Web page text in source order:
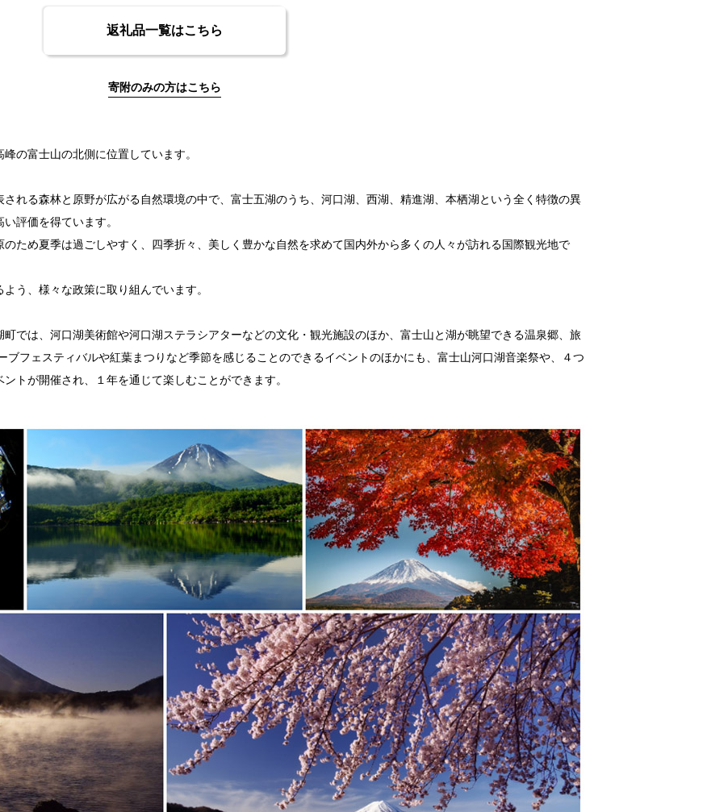
める事業
配合飼料高騰対策補助事業、高等学校学習用端末購入支援事業
体が寄附金の受付及び入金に係る確認・連絡等に利用するものであり、
者情報」及び「寄附情報」等を本事業を連携して実施するScale-UP株式会社に通知します。
い合わせ】
せ事務局
く)
ございますのでご了承くださいませ。
返礼品一覧はこちら
寄附のみの方はこちら
の富士山の北側に位置しています。
れる森林と原野が広がる自然環境の中で、富士五湖のうち、河口湖、西湖、精進湖、本栖湖という全く特徴の異
評価を得ています。
ため夏季は過ごしやすく、四季折々、美しく豊かな自然を求めて国内外から多くの人々が訪れる国際観光地で
う、様々な政策に取り組んでいます。
では、河口湖美術館や河口湖ステラシアターなどの文化・観光施設のほか、富士山と湖が眺望できる温泉郷、旅
フェスティバルや紅葉まつりなど季節を感じることのできるイベントのほかにも、富士山河口湖音楽祭や、４つ
トが開催され、１年を通じて楽しむことができます。